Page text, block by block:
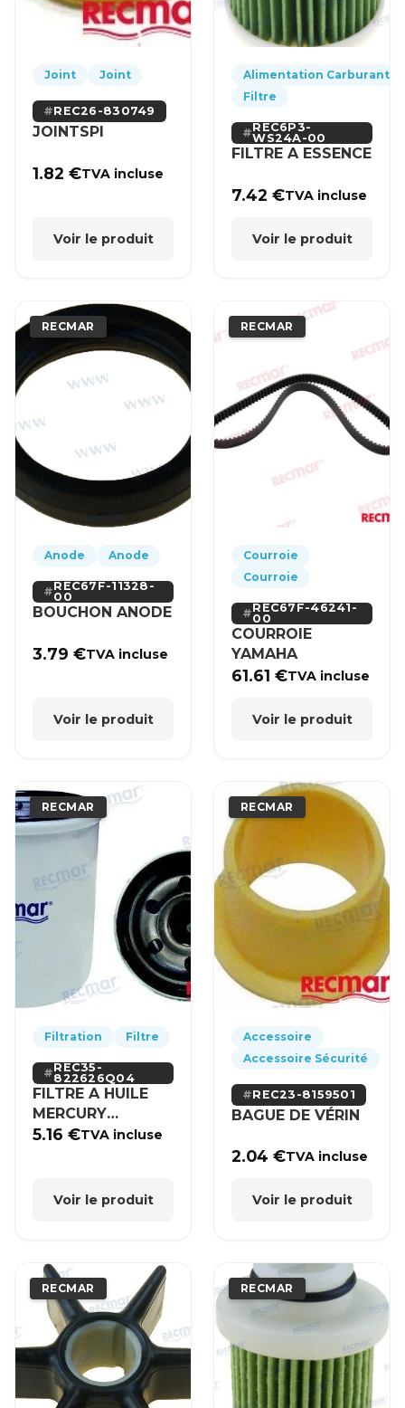
Joint Joint
REC26-830749
JOINTSPI
1.82€TVA incluse
Voir le produit
Alimentation Carburant
Filtre
REC6P3-
WS24A-00
FILTRE A ESSENCE
7.42€TVA incluse
Voir le produit
RECMAR
Anode Anode
REC67F-11328-
00
BOUCHON ANODE
3.79€TVA incluse
Voir le produit
RECMAR
Courroie
Courroie
REC67F-46241-
00
COURROIE
YAMAHA
61.61€TVA incluse
Voir le produit
RECMAR
Filtration Filtre
REC35-
822626Q04
FILTRE A HUILE
MERCURY
MERCRUISER
5.16€TVA incluse
Voir le produit
RECMAR
Accessoire
Accessoire Sécurité
REC23-8159501
BAGUE DE VÉRIN
2.04€TVA incluse
Voir le produit
RECMAR RECMAR